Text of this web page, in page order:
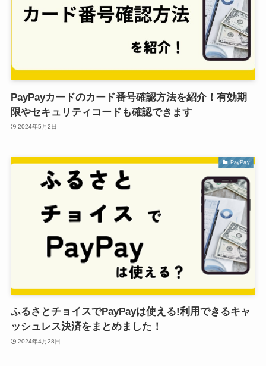
PayPayカードのカード番号確認方法を紹介！有効期
限やセキュリティコードも確認できます
2024年5月2日
PayPay
ふるさとチョイスでPayPayは使える!利用できるキャ
ッシュレス決済をまとめました！
2024年4月28日